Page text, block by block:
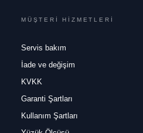
MÜŞTERİ HİZMETLERİ
Servis bakım
İade ve değişim
KVKK
Garanti Şartları
Kullanım Şartları